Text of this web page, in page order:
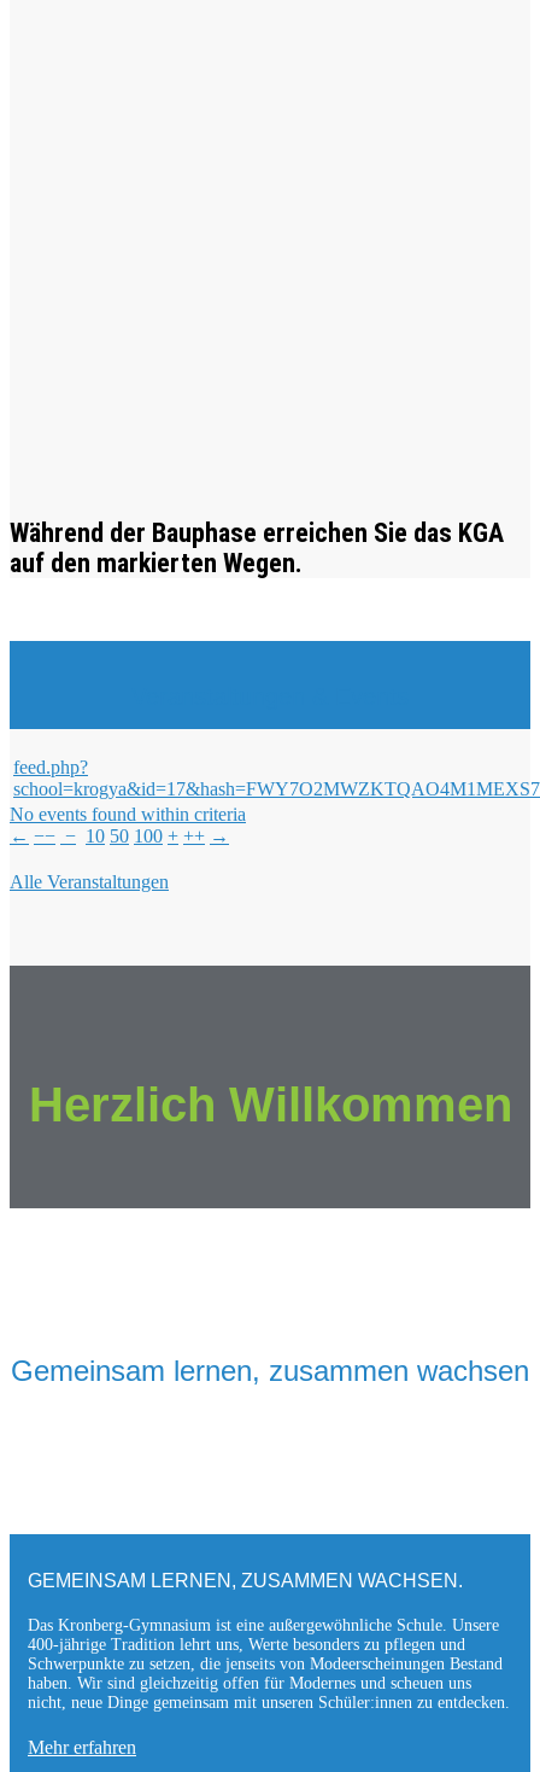
Während der Bauphase erreichen Sie das KGA
auf den markierten Wegen.
feed.php?
No events found within criteria
← −− − 10 50 100 + ++ →
Alle Veranstaltungen
Herzlich Willkommen
Gemeinsam lernen, zusammen wachsen
GEMEINSAM LERNEN, ZUSAMMEN WACHSEN.
Das Kronberg-Gymnasium ist eine außergewöhnliche Schule. Unsere
400-jährige Tradition lehrt uns, Werte besonders zu pflegen und
Schwerpunkte zu setzen, die jen­seits von Modeerscheinungen Be­stand
haben. Wir sind gleichzeitig offen für Modernes und scheuen uns
nicht, neue Dinge gemeinsam mit unseren Schüler:innen zu entde­cken.
Mehr erfahren